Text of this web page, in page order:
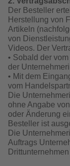
App
Der Besteller
Herstellung von
Artikeln
von
Videos. Der
• Sobald der
der
• Mit dem
vom
Die
ohne Angabe
oder Änderung
Besteller ist
Die
Auftrags